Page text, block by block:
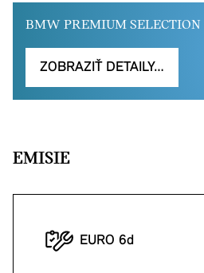
BMW PREMIUM SELECTION
ZOBRAZIŤ DETAILY…
EMISIE
EURO 6d